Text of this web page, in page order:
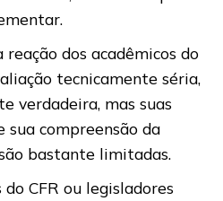
dos acadêmicos do
tecnicamente séria,
verdadeira, mas suas
sua compreensão da
bastante limitadas.
do CFR ou legisladores